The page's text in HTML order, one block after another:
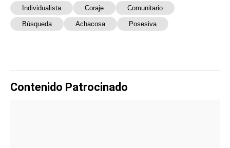
Individualista Coraje Comunitario
Búsqueda Achacosa Posesiva
Contenido Patrocinado